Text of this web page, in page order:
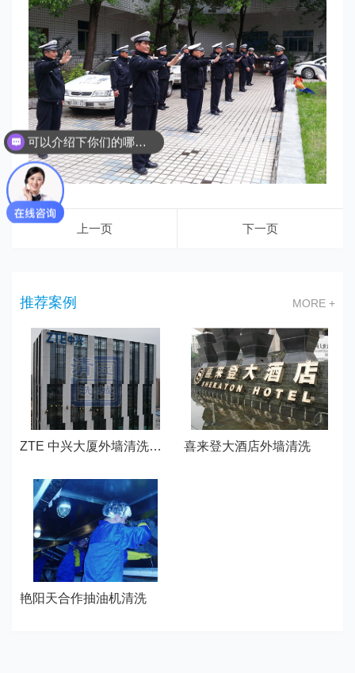
上一页 下一页
推荐案例 MORE +
ZTE 中兴大厦外墙清洗—武汉江城清洗 喜来登大酒店外墙清洗
艳阳天合作抽油机清洗
可以介绍下你们的哪些服务吗？